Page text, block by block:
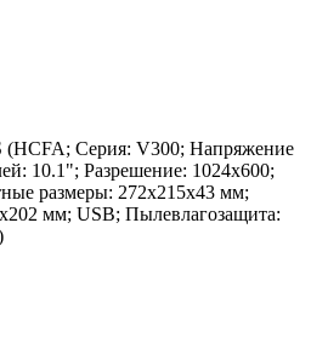
(HCFA; Серия: V300; Напряжение
10.1"; Разрешение: 1024x600;
размеры: 272х215х43 мм;
мм; USB; Пылевлагозащита: